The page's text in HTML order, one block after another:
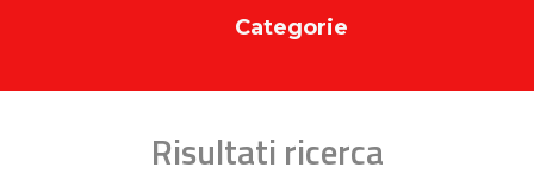
Categorie
Risultati ricerca